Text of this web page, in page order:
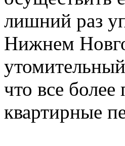
лишний раз
Нижнем
что все более
квартирные